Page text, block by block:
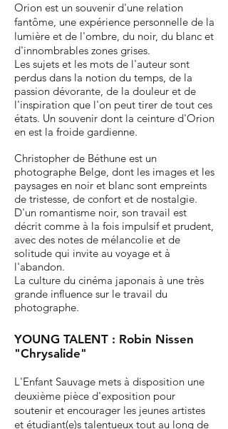
Orion est un souvenir d'une relation
fantôme, une expérience personnelle de la
lumière et de l'ombre, du noir, du blanc et
d'innombrables zones grises.
Les sujets et les mots de l'auteur sont
perdus dans la notion du temps, de la
passion dévorante, de la douleur et de
l'inspiration que l'on peut tirer de tout ces
états. Un souvenir dont la ceinture d'Orion
en est la froide gardienne.
Christopher de Béthune est un
photographe Belge, dont les images et les
paysages en noir et blanc sont empreints
de tristesse, de confort et de nostalgie.
D'un romantisme noir, son travail est
décrit comme à la fois impulsif et prudent,
avec des notes de mélancolie et de
solitude qui invite au voyage et à
l'abandon.
La culture du cinéma japonais à une très
grande influence sur le travail du
photographe.
YOUNG TALENT ​ : Robin Nissen
"Chrysalide"
L'Enfant Sauvage mets à disposition une
deuxième pièce d'exposition pour
soutenir et encourager les jeunes artistes
et étudiant(e)s talentueux tout au long de